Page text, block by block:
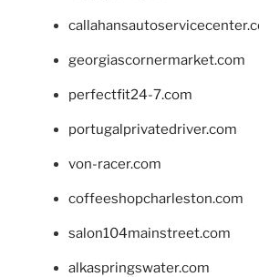
georgiascornermarket.com
perfectfit24-7.com
portugalprivatedriver.com
von-racer.com
coffeeshopcharleston.com
salon104mainstreet.com
alkaspringswater.com